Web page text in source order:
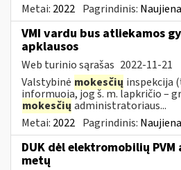
Metai: 2022 Pagrindinis: Naujiena
VMI vardu bus atliekamos
apklausos
Web turinio sąrašas 2022-11-21
Valstybinė mokesčių inspekcija
informuoja, jog š. m. lapkričio –
mokesčių administratoriaus...
Metai: 2022 Pagrindinis: Naujiena
DUK dėl elektromobilių
metų